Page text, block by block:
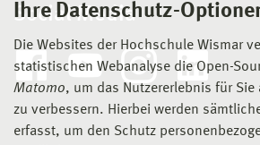
Ihre Datenschutz-
Die Websites der Hochschule Wismar
statistischen Webanalyse die Open-
Matomo, um das Nutzererlebnis für
zu verbessern. Hierbei werden
erfasst, um den Schutz
Social Media